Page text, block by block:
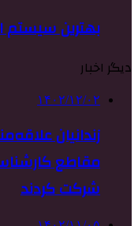
بهترین سیستم
دیگر اخبار
۱۴۰۲/۱۲/۰۲
زندانیان
شرکت کردند